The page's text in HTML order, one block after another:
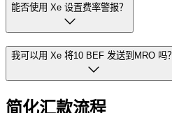
能否使用 Xe 设置费率警报？
我可以用 Xe 将10 BEF 发送到MRO 吗？
简化汇款流程